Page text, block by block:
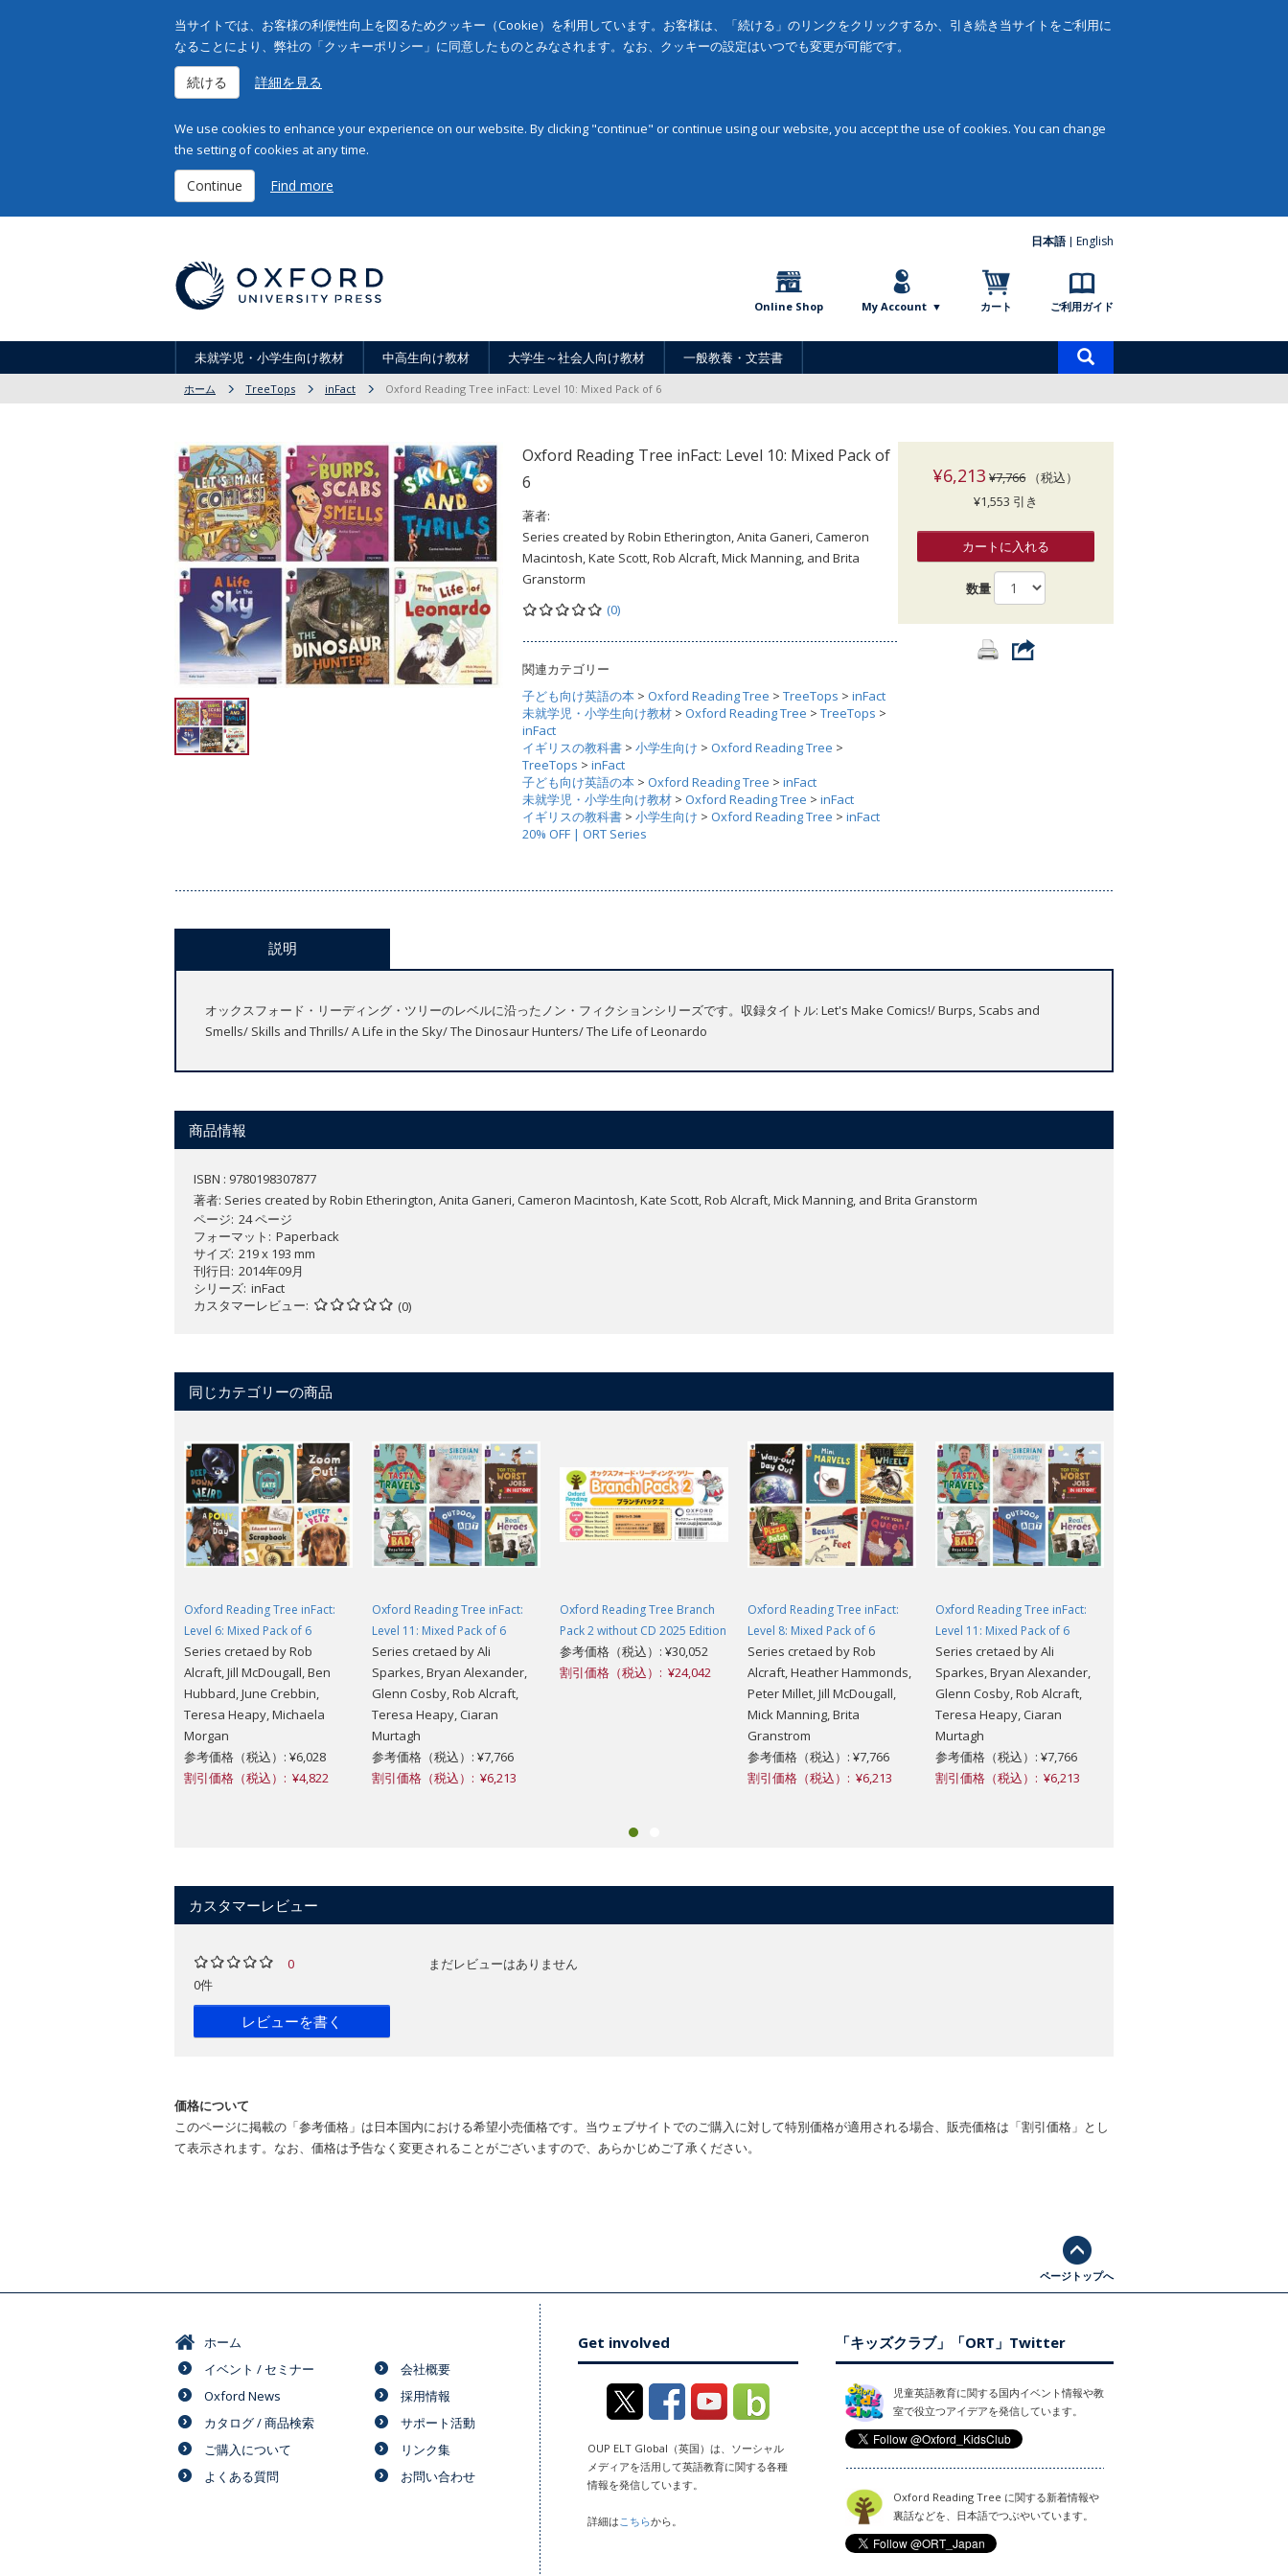
当サイトでは、お客様の利便性向上を図るためクッキー（Cookie）を利用しています。お客様は、「続ける」のリンクをクリックするか、引き続き当サイトをご利用に
なることにより、弊社の「クッキーポリシー」に同意したものとみなされます。なお、クッキーの設定はいつでも変更が可能です。
続ける 詳細を見る
We use cookies to enhance your experience on our website. By clicking "continue" or continue using our website, you accept the use of cookies. You can change
the setting of cookies at any time.
Continue Find more
日本語 English
Online Shop My Account カート ご利用ガイド
未就学児・小学生向け教材 中高生向け教材 大学生～社会人向け教材 一般教養・文芸書
索
ホーム TreeTops inFact Oxford Reading Tree inFact: Level 10: Mixed Pack of 6
Oxford Reading Tree inFact: Level 10: Mixed Pack of
6
著者:
Series created by Robin Etherington, Anita Ganeri, Cameron
Macintosh, Kate Scott, Rob Alcraft, Mick Manning, and Brita
Granstorm
(0)
関連カテゴリー
子ども向け英語の本 > Oxford Reading Tree > TreeTops > inFact
未就学児・小学生向け教材 > Oxford Reading Tree > TreeTops >
inFact
イギリスの教科書 > 小学生向け > Oxford Reading Tree >
TreeTops > inFact
子ども向け英語の本 > Oxford Reading Tree > inFact
未就学児・小学生向け教材 > Oxford Reading Tree > inFact
イギリスの教科書 > 小学生向け > Oxford Reading Tree > inFact
20% OFF | ORT Series
¥6,213 ¥7,766（税込）
¥1,553 引き
カートに入れる
数量
説明
オックスフォード・リーディング・ツリーのレベルに沿ったノン・フィクションシリーズです。収録タイトル: Let's Make Comics!/ Burps, Scabs and
Smells/ Skills and Thrills/ A Life in the Sky/ The Dinosaur Hunters/ The Life of Leonardo
商品情報
ISBN : 9780198307877
著者: Series created by Robin Etherington, Anita Ganeri, Cameron Macintosh, Kate Scott, Rob Alcraft, Mick Manning, and Brita Granstorm
ページ 24 ページ
フォーマット
Paperback
サイズ 219 x 193 mm
刊行日 2014年09月
シリーズ inFact
カスタマーレビュー
(0)
同じカテゴリーの商品
Oxford Reading Tree inFact:
Level 6: Mixed Pack of 6
Series cretaed by Rob
Alcraft, Jill McDougall, Ben
Hubbard, June Crebbin,
Teresa Heapy, Michaela
Morgan
参考価格（税込）: ¥6,028
割引価格（税込）: ¥4,822
Oxford Reading Tree inFact:
Level 11: Mixed Pack of 6
Series cretaed by Ali
Sparkes, Bryan Alexander,
Glenn Cosby, Rob Alcraft,
Teresa Heapy, Ciaran
Murtagh
参考価格（税込）: ¥7,766
割引価格（税込）: ¥6,213
Oxford Reading Tree Branch
Pack 2 without CD 2025 Edition
参考価格（税込）: ¥30,052
割引価格（税込）: ¥24,042
Oxford Reading Tree inFact:
Level 8: Mixed Pack of 6
Series cretaed by Rob
Alcraft, Heather Hammonds,
Peter Millet, Jill McDougall,
Mick Manning, Brita
Granstrom
参考価格（税込）: ¥7,766
割引価格（税込）: ¥6,213
Oxford Reading Tree inFact:
Level 11: Mixed Pack of 6
Series cretaed by Ali
Sparkes, Bryan Alexander,
Glenn Cosby, Rob Alcraft,
Teresa Heapy, Ciaran
Murtagh
参考価格（税込）: ¥7,766
割引価格（税込）: ¥6,213
カスタマーレビュー
0
0件
レビューを書く
まだレビューはありません
価格について
このページに掲載の「参考価格」は日本国内における希望小売価格です。当ウェブサイトでのご購入に対して特別価格が適用される場合、販売価格は「割引価格」とし
て表示されます。なお、価格は予告なく変更されることがございますので、あらかじめご了承ください。
ページトップへ
ホーム
イベント / セミナー
Oxford News
カタログ / 商品検索
ご購入について
よくある質問
会社概要
採用情報
サポート活動
リンク集
お問い合わせ
Get involved
OUP ELT Global（英国）は、ソーシャル
メディアを活用して英語教育に関する各種
情報を発信しています。
詳細はこちらから。
「キッズクラブ」「ORT」Twitter
児童英語教育に関する国内イベント情報や教
室で役立つアイデアを発信しています。
Oxford Reading Tree に関する新着情報や
裏話などを、日本語でつぶやいています。